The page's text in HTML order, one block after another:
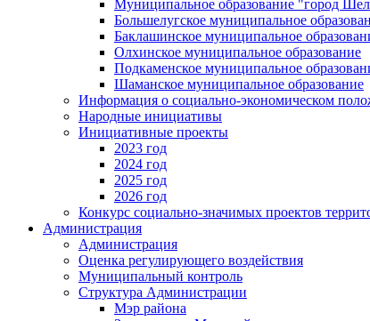
Муниципальное образование "город
Большелугское муниципальное
Баклашинское муниципальное
Олхинское муниципальное образование
Подкаменское муниципальное
Шаманское муниципальное образование
Информация о социально-экономическом
Народные инициативы
Инициативные проекты
2023 год
2024 год
2025 год
2026 год
Конкурс социально-значимых проектов
Администрация
Администрация
Оценка регулирующего воздействия
Муниципальный контроль
Структура Администрации
Мэр района